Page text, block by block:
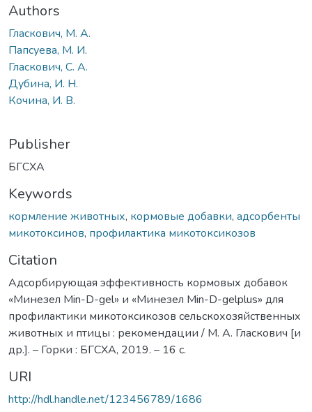
Authors
Гласкович, М. А.
Папсуева, М. И.
Гласкович, С. А.
Дубина, И. Н.
Кочина, И. В.
Publisher
БГСХА
Keywords
кормление животных, кормовые добавки, адсорбенты
микотоксинов, профилактика микотоксикозов
Citation
Адсорбирующая эффективность кормовых добавок
«Минезел Min-D-gel» и «Минезел Min-D-gelplus» для
профилактики микотоксикозов сельскохозяйственных
животных и птицы : рекомендации / М. А. Гласкович [и
др.]. – Горки : БГСХА, 2019. – 16 с.
URI
http://hdl.handle.net/123456789/1686